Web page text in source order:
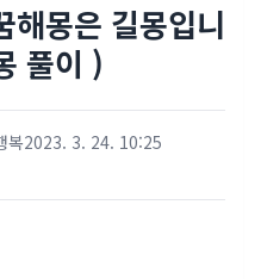
해몽은 길몽입니
풀이 )
복2023. 3. 24. 10:25